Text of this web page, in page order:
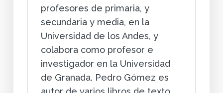
profesores de primaria, y
secundaria y media, en la
Universidad de los Andes, y
colabora como profesor e
investigador en la Universidad
de Granada. Pedro Gómez es